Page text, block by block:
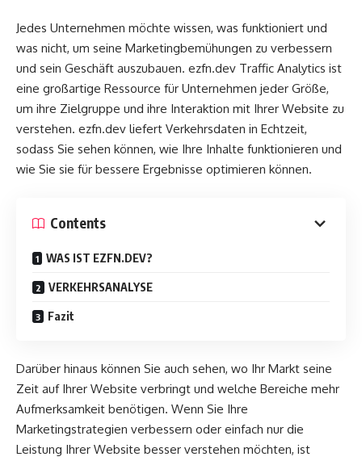
Jedes Unternehmen möchte wissen, was funktioniert und
was nicht, um seine Marketingbemühungen zu verbessern
und sein Geschäft auszubauen. ezfn.dev Traffic Analytics ist
eine großartige Ressource für Unternehmen jeder Größe,
um ihre Zielgruppe und ihre Interaktion mit Ihrer Website zu
verstehen. ezfn.dev liefert Verkehrsdaten in Echtzeit,
sodass Sie sehen können, wie Ihre Inhalte funktionieren und
wie Sie sie für bessere Ergebnisse optimieren können.
Contents
WAS IST EZFN.DEV?
VERKEHRSANALYSE
Fazit
Darüber hinaus können Sie auch sehen, wo Ihr Markt seine
Zeit auf Ihrer Website verbringt und welche Bereiche mehr
Aufmerksamkeit benötigen. Wenn Sie Ihre
Marketingstrategien verbessern oder einfach nur die
Leistung Ihrer Website besser verstehen möchten, ist